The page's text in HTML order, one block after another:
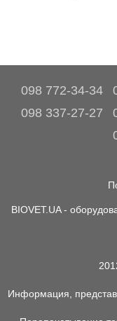
098 772-34-34
098 337-27-27
BIOVET.UA -
Информация,